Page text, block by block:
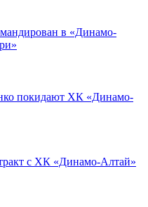
в «Динамо-
покидают ХК «Динамо-
с ХК «Динамо-Алтай»